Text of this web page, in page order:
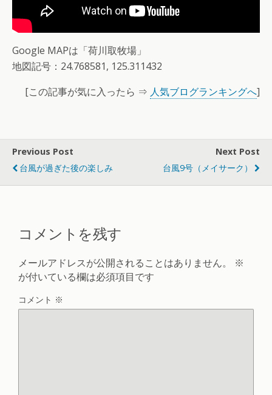
Google MAPは「荷川取牧場」
地図記号：24.768581, 125.311432
[この記事が気に入ったら ⇒ 人気ブログランキングへ]
Previous Post
台風が過ぎた後の楽しみ
Next Post
台風9号（メイサーク）
コメントを残す
メールアドレスが公開されることはありません。
※
が付いている欄は必須項目です
コメント ※